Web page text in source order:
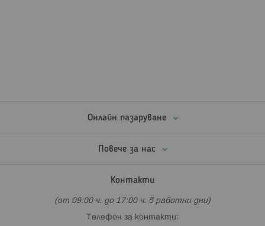
Онлайн пазаруване
Повече за нас
Контакти
(от 09:00 ч. до 17:00 ч. в работни дни)
Телефон за контакти: